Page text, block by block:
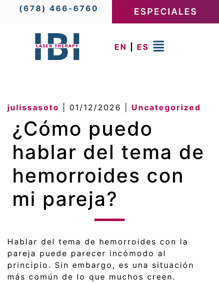
(678) 466-6760 ESPECIALES
EN ES
julissasoto 01/12/2026 Uncategorized
¿Cómo puedo
hablar del tema de
hemorroides con
mi pareja?
Hablar del tema de hemorroides con la
pareja puede parecer incómodo al
principio. Sin embargo, es una situación
más común de lo que muchos creen.